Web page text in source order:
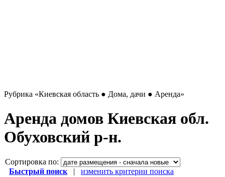
Рубрика «Киевская область ● Дома, дачи ● Аренда»
Аренда домов Киевская обл.
Обуховский р-н.
Сортировка по:
Быстрый поиск | изменить критерии поиска